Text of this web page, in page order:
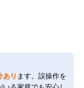
あり ます。誤操作を